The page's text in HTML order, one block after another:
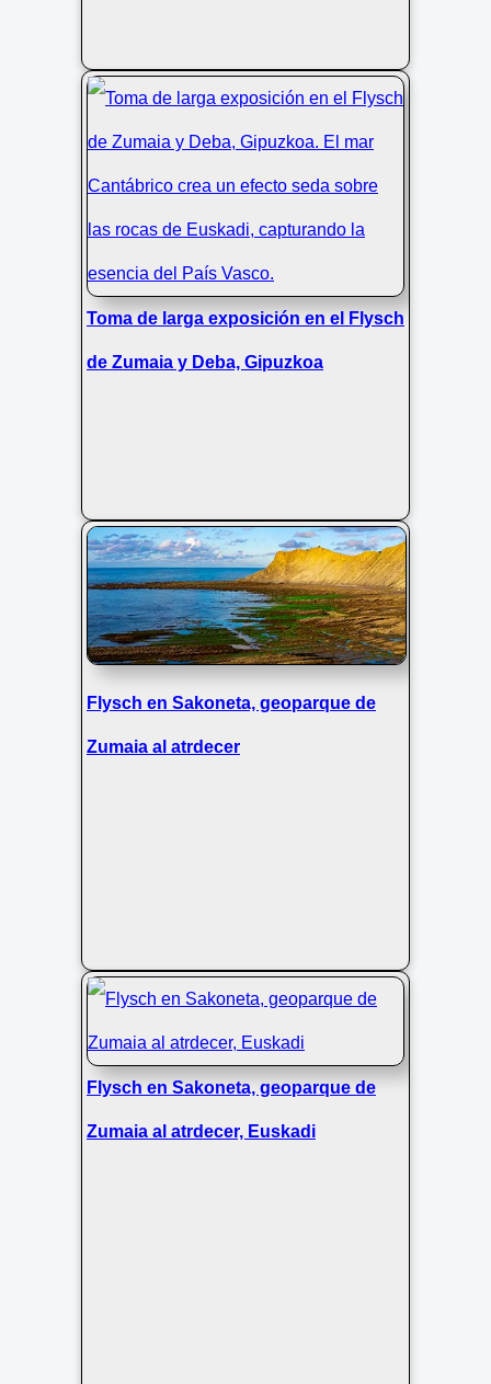
Toma de larga exposición en el Flysch
de Zumaia y Deba, Gipuzkoa
Flysch en Sakoneta, geoparque de
Zumaia al atrdecer
Flysch en Sakoneta, geoparque de
Zumaia al atrdecer, Euskadi